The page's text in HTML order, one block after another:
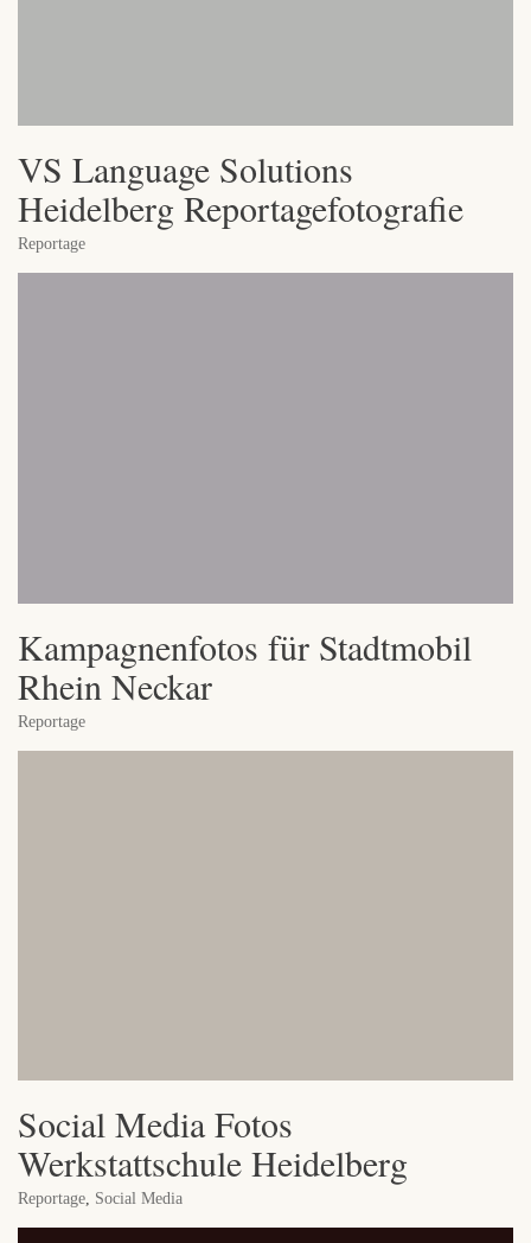
VS Language Solutions
Heidelberg Reportagefotografie
Reportage
Kampagnenfotos für Stadtmobil
Rhein Neckar
Reportage
Social Media Fotos
Werkstattschule Heidelberg
Reportage, Social Media